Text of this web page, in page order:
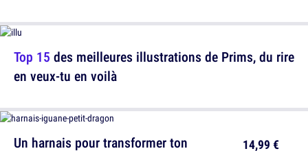
Top 15 des meilleures illustrations de Prims, du rire
en veux-tu en voilà
Un harnais pour transformer ton 14,99 €